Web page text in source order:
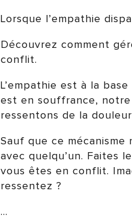
Lorsque l’empathie
Découvrez comment
conflit.
L’empathie est à la
est en souffrance,
ressentons de la
Sauf que ce
avec quelqu’un. Faites
vous êtes en conflit.
ressentez ?
…